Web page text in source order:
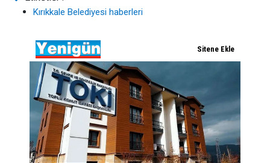
Kırıkkale Belediyesi haberleri